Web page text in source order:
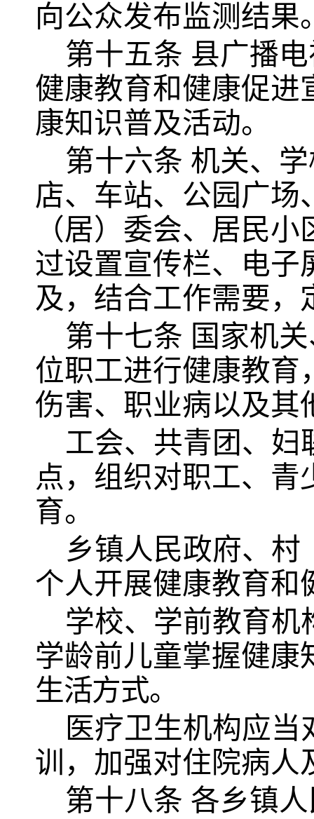
向公众发布监测结果
第十五条 县广播
健康教育和健康促进
康知识普及活动。
第十六条 机关、
店、车站、公园广场
（居）委会、居民
过设置宣传栏、电子
及，结合工作需要，
第十七条 国家机
位职工进行健康教育
伤害、职业病以及其
工会、共青团、妇
点，组织对职工、
育。
乡镇人民政府、
个人开展健康教育和
学校、学前教育机
学龄前儿童掌握健康
生活方式。
医疗卫生机构应
训，加强对住院病人
第十八条 各乡镇